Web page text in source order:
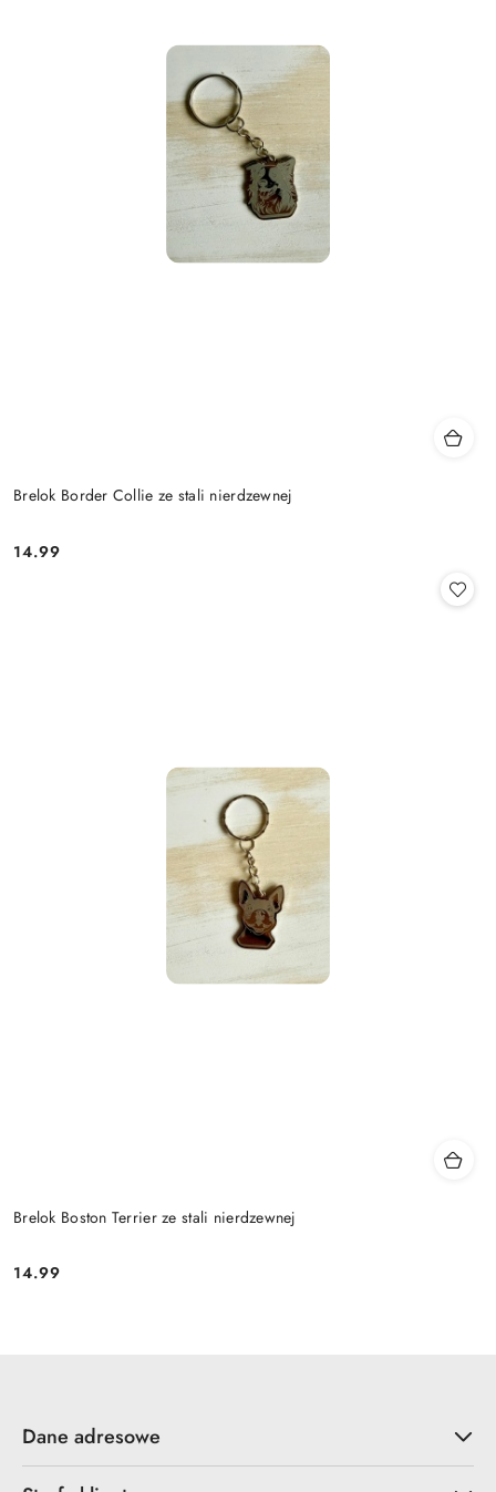
Brelok Border Collie ze stali nierdzewnej
Cena:
14.99
Brelok Boston Terrier ze stali nierdzewnej
Cena:
14.99
Dane adresowe